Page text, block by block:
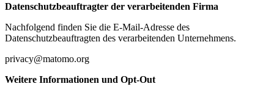
Datenschutzbeauftragter der verarbeitenden Firma
Nachfolgend finden Sie die E-Mail-Adresse des
Datenschutzbeauftragten des verarbeitenden Unternehmens.
privacy@matomo.org
Weitere Informationen und Opt-Out